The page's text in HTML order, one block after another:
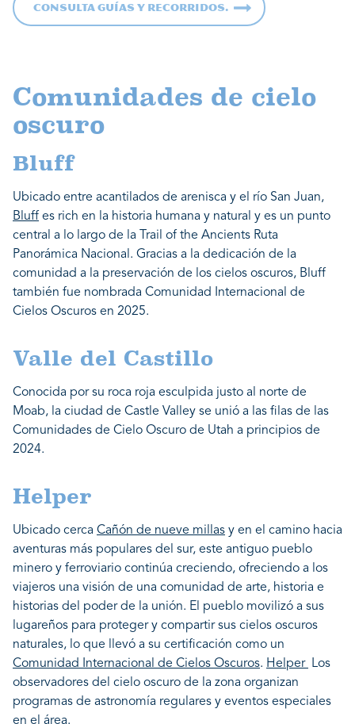
Consulta guías y recorridos.
Comunidades de cielo
oscuro
Bluff
Ubicado entre acantilados de arenisca y el río San Juan,
Bluff es rich en la historia humana y natural y es un punto
central a lo largo de la Trail of the Ancients Ruta
Panorámica Nacional. Gracias a la dedicación de la
comunidad a la preservación de los cielos oscuros, Bluff
también fue nombrada Comunidad Internacional de
Cielos Oscuros en 2025.
Valle del Castillo
Conocida por su roca roja esculpida justo al norte de
Moab, la ciudad de Castle Valley se unió a las filas de las
Comunidades de Cielo Oscuro de Utah a principios de
2024.
Helper
Ubicado cerca Cañón de nueve millas y en el camino hacia
aventuras más populares del sur, este antiguo pueblo
minero y ferroviario continúa creciendo, ofreciendo a los
viajeros una visión de una comunidad de arte, historia e
historias del poder de la unión. El pueblo movilizó a sus
lugareños para proteger y compartir sus cielos oscuros
naturales, lo que llevó a su certificación como un
Comunidad Internacional de Cielos Oscuros. Helper Los
observadores del cielo oscuro de la zona organizan
programas de astronomía regulares y eventos especiales
en el área.